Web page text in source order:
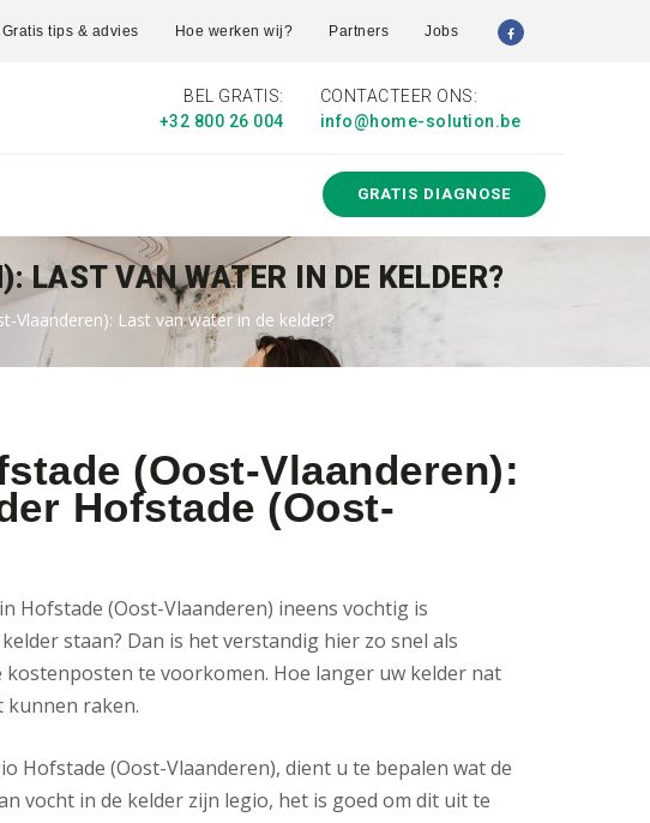
Gratis tips & advies Hoe werken wij? Partners Jobs
BEL GRATIS:
+32 800 26 004
CONTACTEER ONS:
info@home-solution.be
GRATIS DIAGNOSE
LAST VAN WATER IN DE KELDER?
Vlaanderen): Last van water in de kelder?
(Oost-Vlaanderen):
Hofstade (Oost-
Hofstade (Oost-Vlaanderen) ineens vochtig is
staan? Dan is het verstandig hier zo snel als
te voorkomen. Hoe langer uw kelder nat
kunnen raken.
Hofstade (Oost-Vlaanderen), dient u te bepalen wat de
vocht in de kelder zijn legio, het is goed om dit uit te